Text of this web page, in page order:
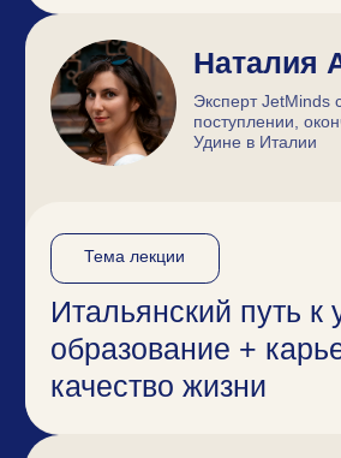
гарантируют успех
Эксперт JetMinds с опытом 6+ лет
в поступлении, окончила Венский
университет в Австрии
Тема лекции
Виктория Осипова
Ведущий куратор онлайн-школы
немецкого языка Sascha&Deutsch с
Изучает педагогику в Германии.